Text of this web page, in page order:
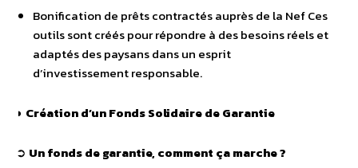
Bonification de prêts contractés auprès de la Nef Ces
outils sont créés pour répondre à des besoins réels et
adaptés des paysans dans un esprit
d’investissement responsable.
◗ Création d’un Fonds Solidaire de Garantie
➲ Un fonds de garantie, comment ça marche ?